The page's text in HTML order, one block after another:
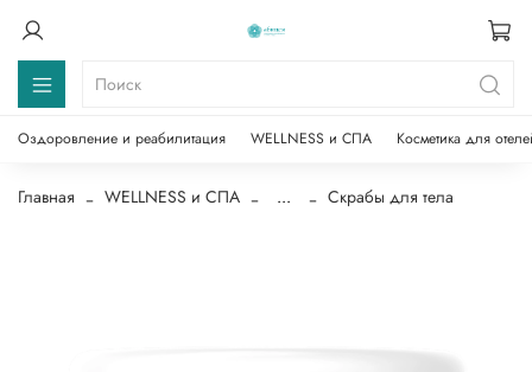
Оздоровление и реабилитация WELLNESS и СПА Косметика для
Главная WELLNESS и СПА ... Скрабы для тела